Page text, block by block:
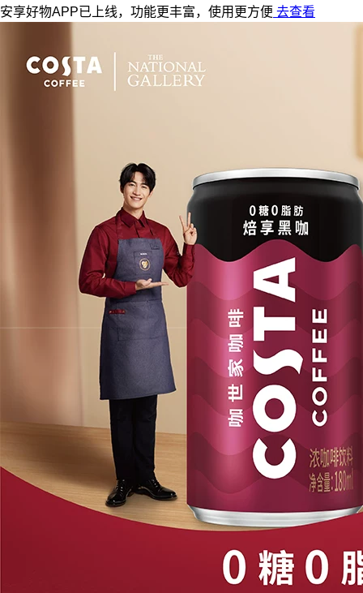
安享好物APP已上线，功能更丰富，使用更方便 去查看